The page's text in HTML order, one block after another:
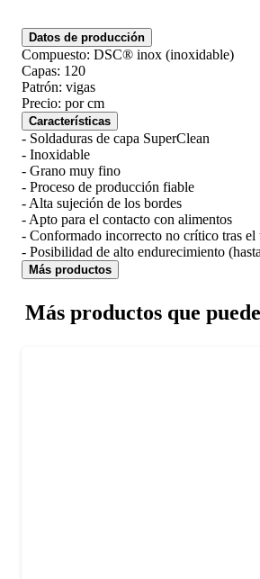
Datos de producción
Compuesto: DSC® inox (inoxidable)
Capas: 120
Patrón: vigas
Precio: por cm
Características
- Soldaduras de capa SuperClean
- Inoxidable
- Grano muy fino
- Proceso de producción fiable
- Alta sujeción de los bordes
- Apto para el contacto con alimentos
- Conformado incorrecto no crítico tras el
- Posibilidad de alto endurecimiento
Más productos
Más productos que